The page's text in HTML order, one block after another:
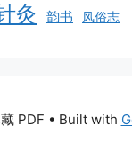
灸 韵书 风俗志
PDF • Built with